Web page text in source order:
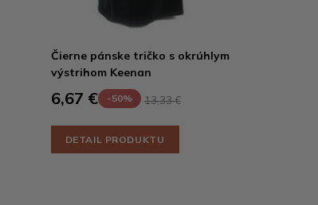
Čierne pánske tričko s okrúhlym
výstrihom Keenan
6,67 € -50% 13,33 €
DETAIL PRODUKTU